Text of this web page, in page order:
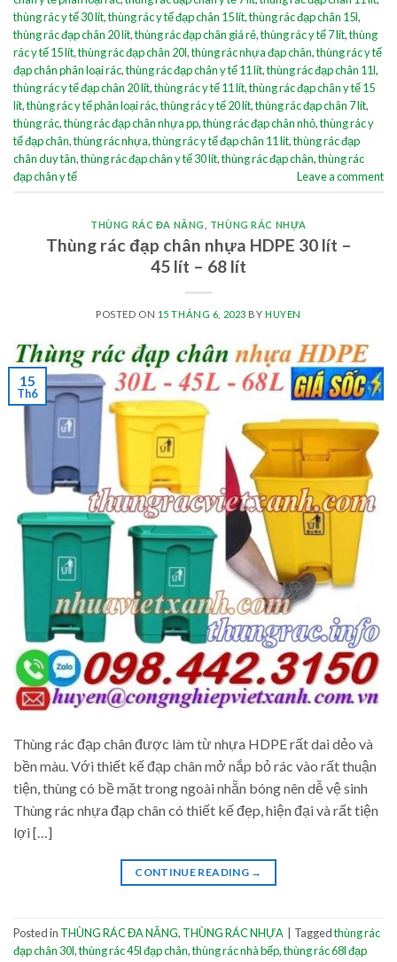
thùng rác y tế 30 lít,thùng rác y tế đạp chân 15 lít,thùng rác đạp chân 15l,
thùng rác đạp chân 20 lít,thùng rác đạp chân giá rẻ,thùng rác y tế 7 lít,thùng
rác y tế 15 lít,thùng rác đạp chân 20l,thùng rác nhựa đạp chân,thùng rác y tế
đạp chân phân loại rác,thùng rác đạp chân y tế 11 lít,thùng rác đạp chân 11l,
thùng rác y tế đạp chân 20 lít,thùng rác y tế 11 lít,thùng rác đạp chân y tế 15
lít,thùng rác y tế phân loại rác,thùng rác y tế 20 lít,thùng rác đạp chân 7 lít,
thùng rác,thùng rác đạp chân nhựa pp,thùng rác đạp chân nhỏ,thùng rác y
tế đạp chân,thùng rác nhựa,thùng rác y tế đạp chân 11 lít,thùng rác đạp
chân duy tân,thùng rác đạp chân y tế 30 lít,thùng rác đạp chân,thùng rác
đạp chân y tế
Leave a comment
THÙNG RÁC ĐA NĂNG THÙNG RÁC NHỰA
Thùng rác đạp chân nhựa HDPE 30 lít –
45 lít – 68 lít
POSTED ON 15 THÁNG 6, 2023 BY HUYEN
15
Th6
Thùng rác đạp chân được làm từ nhựa HDPE rất dai dẻo và
bền màu. Với thiết kế đạp chân mở nắp bỏ rác vào rất thuận
tiện, thùng có bề mặt trong ngoài nhẵn bóng nên dễ vệ sinh
Thùng rác nhựa đạp chân có thiết kế đẹp, hiện đại và rất tiện
lợi […]
CONTINUE READING →
Posted in THÙNG RÁC ĐA NĂNG, THÙNG RÁC NHỰA Taggedthùng rác
đạp chân 30l,thùng rác 45l đạp chân,thùng rác nhà bếp,thùng rác 68l đạp